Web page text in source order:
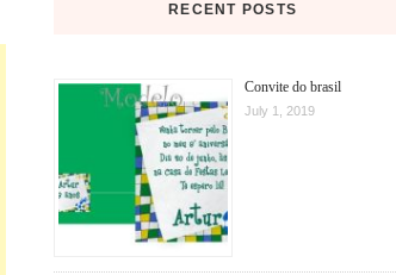
RECENT POSTS
Convite do brasil
July 1, 2019